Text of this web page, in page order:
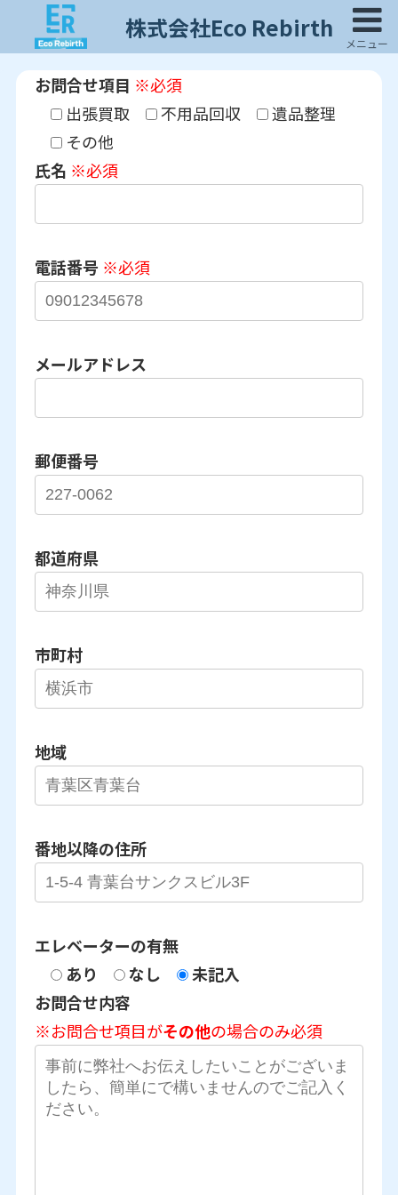
お問合せ項目 ※必須
出張買取
不用品回収
遺品整理
その他
氏名 ※必須
電話番号 ※必須
メールアドレス
郵便番号
都道府県
市町村
地域
番地以降の住所
エレベーターの有無
あり
なし
未記入
お問合せ内容
※お問合せ項目がその他の場合のみ必須
株式会社Eco Rebirth
メニュー